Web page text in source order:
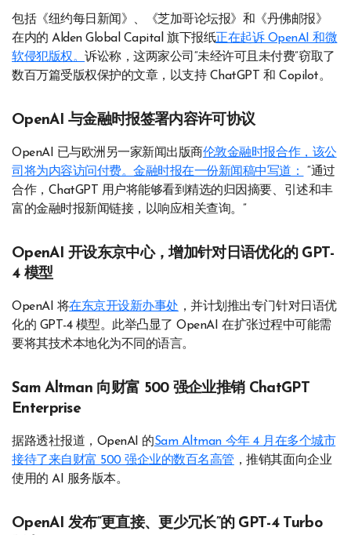
包括《纽约每日新闻》、《芝加哥论坛报》和《丹佛邮报》
在内的 Alden Global Capital 旗下报纸正在起诉 OpenAI 和微
软侵犯版权。诉讼称，这两家公司“未经许可且未付费”窃取了
数百万篇受版权保护的文章，以支持 ChatGPT 和 Copilot。
OpenAI 与金融时报签署内容许可协议
OpenAI 已与欧洲另一家新闻出版商伦敦金融时报合作，该公
司将为内容访问付费。金融时报在一份新闻稿中写道：
“通过
合作，ChatGPT 用户将能够看到精选的归因摘要、引述和丰
富的金融时报新闻链接，以响应相关查询。”
OpenAI 开设东京中心，增加针对日语优化的 GPT-
4 模型
OpenAI 将在东京开设新办事处 ，并计划推出专门针对日语优
化的 GPT-4 模型。此举凸显了 OpenAI 在扩张过程中可能需
要将其技术本地化为不同的语言。
Sam Altman 向财富 500 强企业推销 ChatGPT
Enterprise
据路透社报道，OpenAI 的Sam Altman 今年 4 月在多个城市
接待了来自财富 500 强企业的数百名高管 ，推销其面向企业
使用的 AI 服务版本。
OpenAI 发布“更直接、更少冗长”的 GPT-4 Turbo